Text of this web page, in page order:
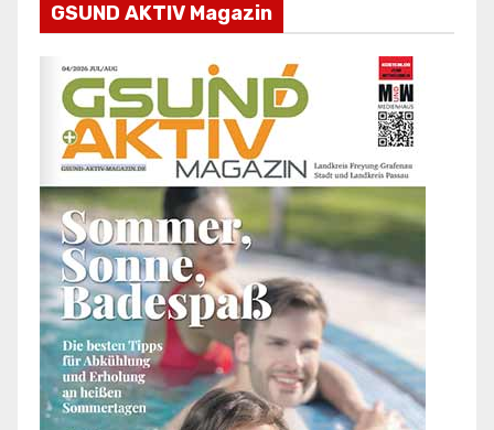
GSUND AKTIV Magazin